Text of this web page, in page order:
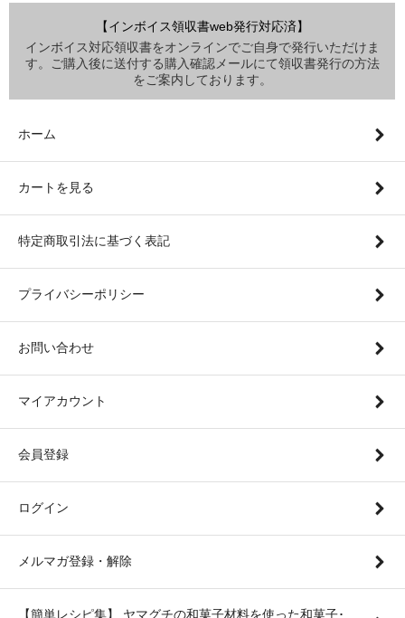
【インボイス領収書web発行対応済】
インボイス対応領収書をオンラインでご自身で発行いただけま
す。ご購入後に送付する購入確認メールにて領収書発行の方法
をご案内しております。
ホーム
カートを見る
特定商取引法に基づく表記
プライバシーポリシー
お問い合わせ
マイアカウント
会員登録
ログイン
メルマガ登録・解除
【簡単レシピ集】 ヤマグチの和菓子材料を使った和菓子･